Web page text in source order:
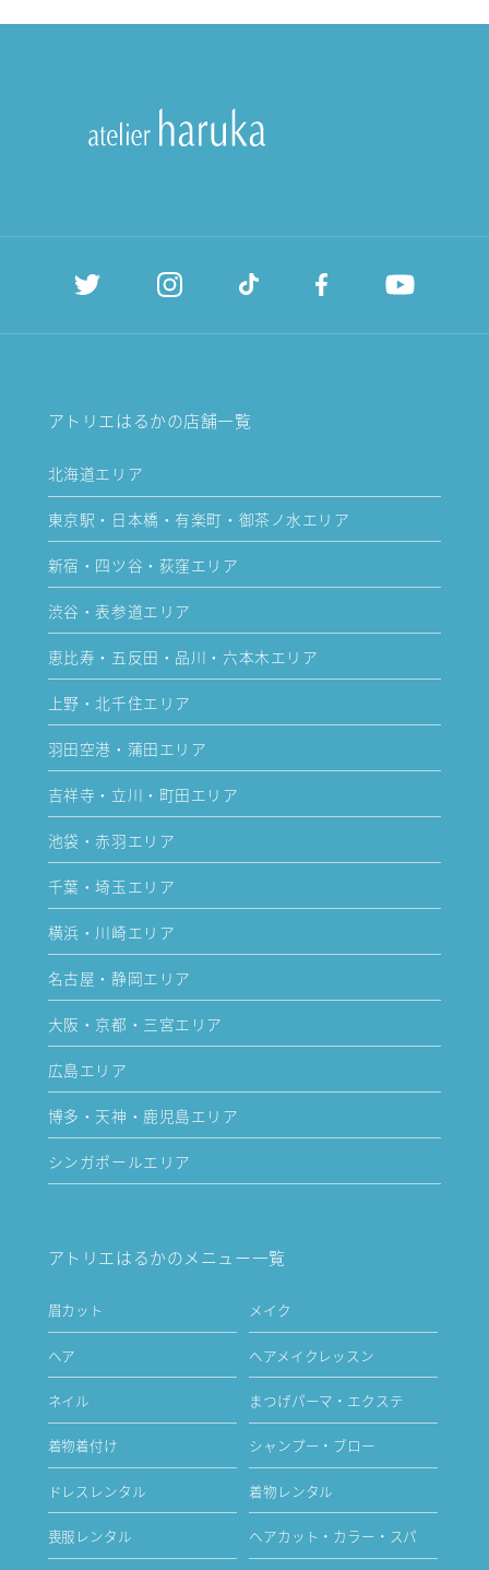
アトリエはるかの店舗一覧
北海道エリア
東京駅・日本橋・有楽町・御茶ノ水エリア
新宿・四ツ谷・荻窪エリア
渋谷・表参道エリア
恵比寿・五反田・品川・六本木エリア
上野・北千住エリア
羽田空港・蒲田エリア
吉祥寺・立川・町田エリア
池袋・赤羽エリア
千葉・埼玉エリア
横浜・川崎エリア
名古屋・静岡エリア
大阪・京都・三宮エリア
広島エリア
博多・天神・鹿児島エリア
シンガポールエリア
アトリエはるかのメニュー一覧
眉カット メイク
ヘア ヘアメイクレッスン
ネイル まつげパーマ・エクステ
着物着付け シャンプー・ブロー
ドレスレンタル 着物レンタル
喪服レンタル ヘアカット・カラー・スパ